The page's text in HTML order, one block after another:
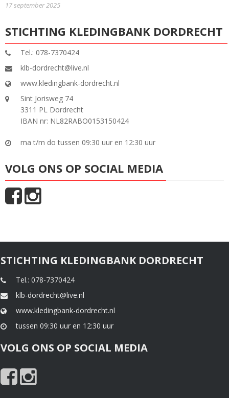
17 september 2025
STICHTING KLEDINGBANK DORDRECHT
Tel.: 078-7370424
klb-dordrecht@live.nl
www.kledingbank-dordrecht.nl
Sint Jorisweg 74
3311 PL Dordrecht
IBAN nr: NL82RABO0153150424
ma t/m do tussen 09:30 uur en 12:30 uur
VOLG ONS OP SOCIAL MEDIA
STICHTING KLEDINGBANK DORDRECHT
Tel.: 078-7370424
klb-dordrecht@live.nl
www.kledingbank-dordrecht.nl
tussen 09:30 uur en 12:30 uur
VOLG ONS OP SOCIAL MEDIA